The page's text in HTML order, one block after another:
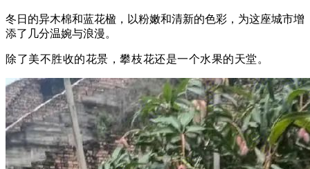
冬日的异木棉和蓝花楹，以粉嫩和清新的色彩，为这座城市增
添了几分温婉与浪漫。
除了美不胜收的花景，攀枝花还是一个水果的天堂。